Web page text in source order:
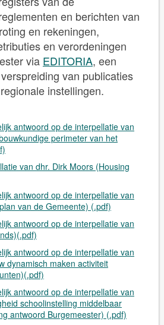
en berichten van
en rekeningen,
en verordeningen
via EDITORIA, een
van publicaties
instellingen.
antwoord op de interpellatie van
perimeter van het
van dhr. Dirk Moors (Housing
antwoord op de interpellatie van
van de Gemeente) (.pdf)
antwoord op de interpellatie van
antwoord op de interpellatie van
dynamisch maken activiteit
antwoord op de interpellatie van
schoolinstelling middelbaar
antwoord Burgemeester) (.pdf)